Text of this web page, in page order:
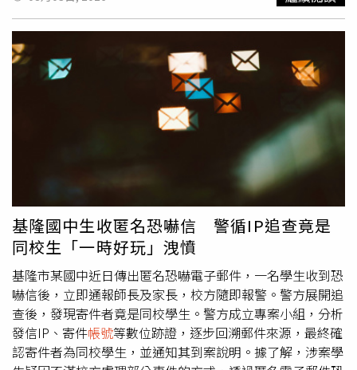
戶資料，應視案情而定，審酌告訴人並未受到實際財損，加
上她控告的對像是分手男友，偵辦這類案件往往會先「畫下
一條線」，最終決定無須大砲打小鳥，憑既有事證已可處分
不起訴。
（Metropolitan Detention Center，MDC）。另一方面，委
內瑞拉與多明尼加共和國2日同意，將共同恢復雙方於2年前
中斷的外交關係。當時，多明尼加加入西方國家的行列，指
控馬杜洛贏得總統大選的結果涉及選舉舞弊，委內瑞拉憤而
宣布與多明尼加斷絕外交關係。如今，委內瑞拉外交部在聲
明中稱，兩國已就外交關係「逐步正常化」的對話，制定1
份路線圖，「這項決定反映雙方共同利益，希望透過強化制
度化的溝通管道，造福兩國人民。」兩國此前才在今年2月
達成協議，恢復往返兩國的航班，以及領事服務。過去2週
內，委內瑞拉也努力與秘魯及智利恢復外交關係。這兩國同
樣在2024年不承認馬杜洛的勝選結果，並在稍後與委內瑞
拉中斷外交關係。被西方媒體形塑為強硬獨裁者的左翼領導
人馬杜洛，在其執政期間因美國的多年制裁，導致石油資源
豐富的委內瑞拉陷入經濟崩潰。這位曾擔任公車司機、並由
前委內瑞拉總統查維茲（Hugo Chavez）親自指定為接班人
的政治人物，在2024年總統選舉中取得第3個總統任期授
權。然而，美國扶植的反對派公布投票結果宣稱，其候選人
岡薩雷斯（Edmundo Gonzalez）以壓倒性優勢贏得選舉。
在推翻馬杜洛後，美國總統川普（Donald Trump）政府允
基隆國中生收匿名恐嚇信 警循IP追查竟是
同校生「一時好玩」洩憤
基隆市某國中近日傳出匿名恐嚇電子郵件，一名學生收到恐
嚇信後，立即通報師長及家長，校方隨即報警。警方展開追
查後，發現寄件者竟是同校學生。警方成立專案小組，分析
發信IP、寄件帳號等數位跡證，逐步回溯郵件來源，最終確
認寄件者為同校學生，並通知其到案說明。據了解，涉案學